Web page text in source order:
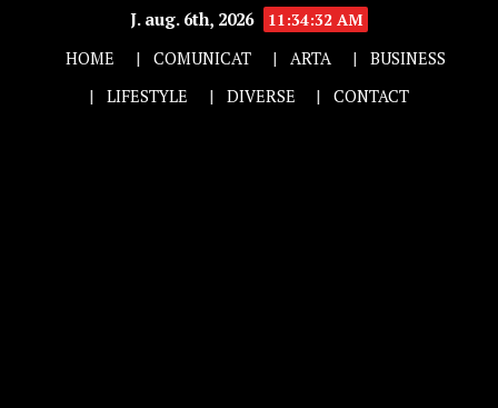
J. aug. 6th, 2026
11:34:33 AM
HOME
COMUNICAT ARTA
BUSINESS
LIFESTYLE
DIVERSE CONTACT